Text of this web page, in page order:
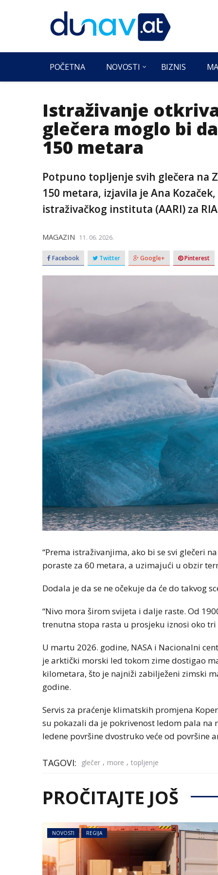
POČETNA NOVOSTI BIZNIS
Istraživanje
glečera moglo bi
150 metara
Potpuno topljenje svih glečera na
150 metara, izjavila je Ana
istraživačkog instituta (AARI) za
MAGAZIN 11. 06. 2026.
Facebook Twitter Google+ Pinterest
“Prema istraživanjima, ako bi se svi glečeri
poraste za 60 metara, a uzimajući u obzir
Dodala je da se ne očekuje da će do takvog
“Nivo mora širom svijeta i dalje raste. Od
trenutna stopa rasta u prosjeku iznosi oko
U martu 2026. godine, NASA i Nacionalni
je arktički morski led tokom zime dostigao
kilometara, što je najniži zabilježeni zimski
godine.
Servis za praćenje klimatskih promjena
su pokazali da je pokrivenost ledom pala
ledene površine dvostruko veće od površine
TAGOVI: glečer , more , topljenje
PROČITAJTE JOŠ
NOVOSTI REGIJA